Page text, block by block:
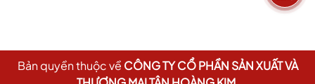
Bản quyền thuộc về CÔNG TY CỔ PHẦN SẢN XUẤT VÀ